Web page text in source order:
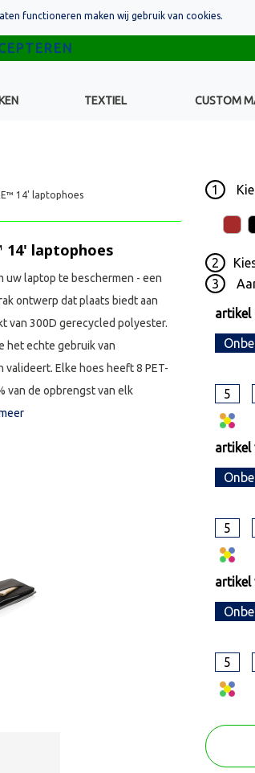
TEXTIEL CUSTOM
14' laptophoes 1
2
3
artikel
5
artikel
5
artikel
5
14' laptophoes
uw laptop te beschermen - een
ontwerp dat plaats biedt aan
van 300D gerecycled polyester.
het echte gebruik van
Elke hoes heeft 8 PET-
van de opbrengst van elk
functioneren maken wij gebruik van cookies.